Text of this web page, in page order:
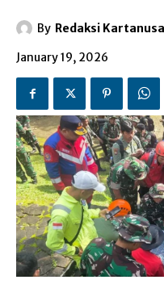
By Redaksi Kartanusa
January 19, 2026